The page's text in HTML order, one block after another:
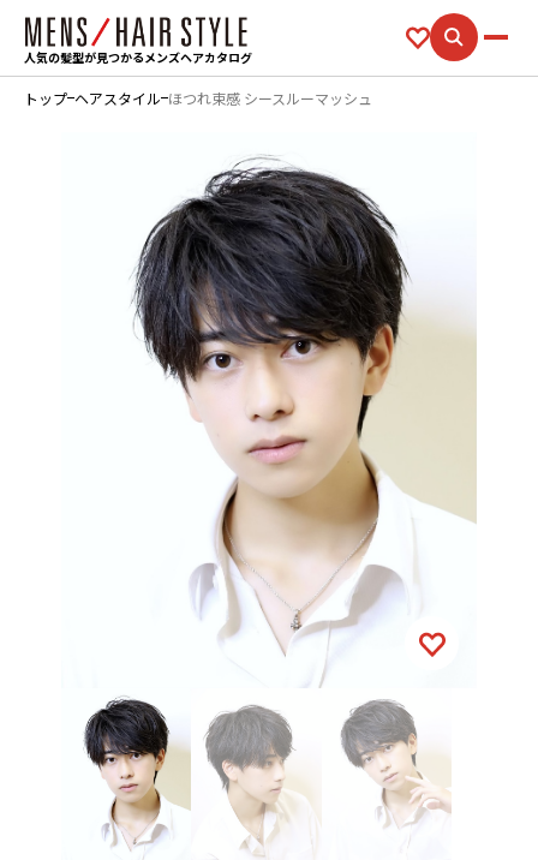
人気の髪型が見つかるメンズヘアカタログ
トップ ヘアスタイル ほつれ束感 シースルーマッシュ